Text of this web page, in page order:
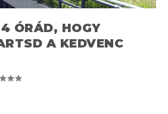
ÓRÁD, HOGY
A KEDVENC